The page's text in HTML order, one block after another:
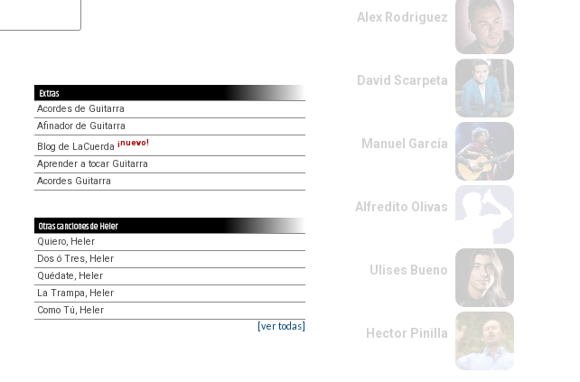
Extras
Acordes de Guitarra
Afinador de Guitarra
Blog de LaCuerda ¡nuevo!
Aprender a tocar Guitarra
Acordes Guitarra
Otras canciones de Heler
Quiero, Heler
Dos ó Tres, Heler
Quédate, Heler
La Trampa, Heler
Como Tú, Heler
[ver todas]
Alex Rodriguez
David Scarpeta
Manuel García
Alfredito Olivas
Ulises Bueno
Hector Pinilla